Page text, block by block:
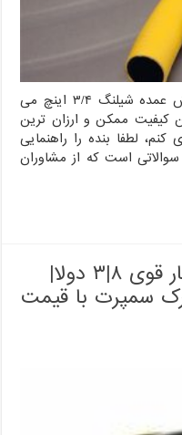
با سلام. بنده به دنبال یک مرکز فروش عمده شیلنگ ۳/۴ اینچ می
کیفیت ممکن و ارزان ترین
لطفا بنده را راهنمایی
است که از مشاوران
شیلنگ سیمی شیلنگ فشار قوی ۸|۳ دولا|
سمپرت با قیمت